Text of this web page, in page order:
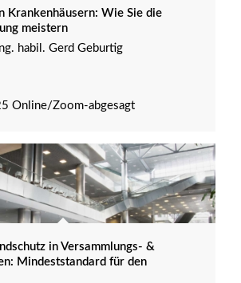
Krankenhäusern: Wie Sie die
meistern
habil. Gerd Geburtig
Online/Zoom-abgesagt
in Versammlungs- &
Mindeststandard für den